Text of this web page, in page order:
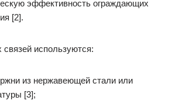
эффективность ограждающих
[2].
связей используются:
из нержавеющей стали или
[3];